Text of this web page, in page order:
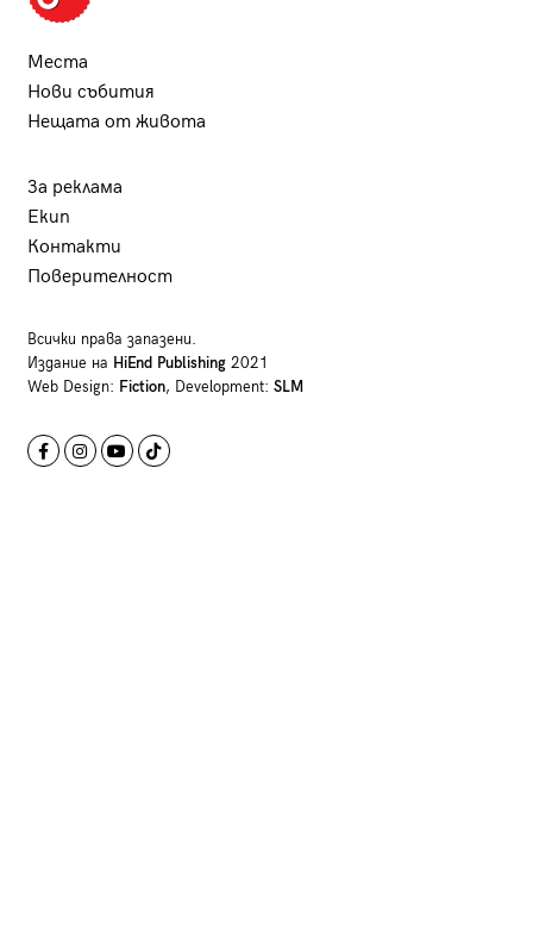
Места
Нови събития
Нещата от живота
За реклама
Екип
Контакти
Поверителност
Всички права запазени.
Издание на HiEnd Publishing2021
Web Design: Fiction, Development: SLM